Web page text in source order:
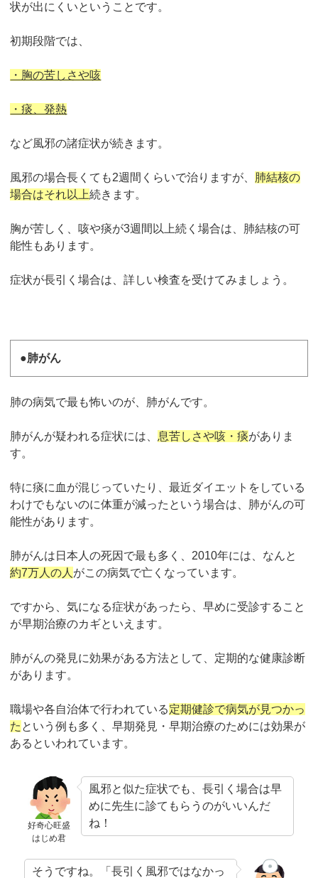
状が出にくいということです。
初期段階では、
・胸の苦しさや咳
・痰、発熱
など風邪の諸症状が続きます。
風邪の場合長くても2週間くらいで治りますが、 肺結核の
場合はそれ以上続きます。
胸が苦しく、咳や痰が3週間以上続く場合は、肺結核の可
能性もあります。
症状が長引く場合は、詳しい検査を受けてみましょう。
●肺がん
肺の病気で最も怖いのが、肺がんです。
肺がんが疑われる症状には、 息苦しさや咳・痰がありま
す。
特に痰に血が混じっていたり、最近ダイエットをしている
わけでもないのに体重が減ったという場合は、肺がんの可
能性があります。
肺がんは日本人の死因で最も多く、2010年には、なんと
約7万人の人 がこの病気で亡くなっています。
ですから、気になる症状があったら、早めに受診すること
が早期治療のカギといえます。
肺がんの発見に効果がある方法として、定期的な健康診断
があります。
職場や各自治体で行われている定期健診で病気が見つかっ
た という例も多く、早期発見・早期治療のためには効果が
あるといわれています。
好奇心旺盛
はじめ君
風邪と似た症状でも、長引く場合は早
めに先生に診てもらうのがいいんだ
ね！
そうですね。「長引く風邪ではなかっ